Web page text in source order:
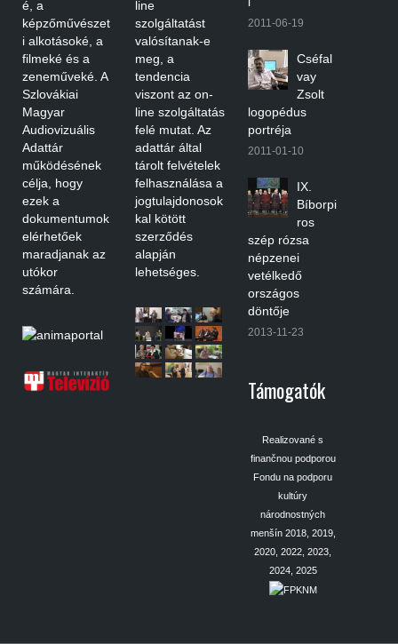
é, a
képzőművészet
i alkotásoké, a
filmeké és a
zeneműveké. A
Szlovákiai
Magyar
Audiovizuális
Adattár
működésének
célja, hogy
ezek a
dokumentumok
elérhetőek
maradjanak az
utókor
számára.
line
szolgáltatást
valósítanak-e
meg, a
tendencia
viszont az on-
line szolgáltatás
felé mutat. Az
adattár által
tárolt felvételek
felhasználása a
jogtulajdonosok
kal kötött
szerződés
alapján
lehetséges.
2011-06-19
Cséfal
vay
Zsolt
logopédus
portréja
2011-01-10
IX.
Bíborpi
ros
szép rózsa
népzenei
vetélkedő
országos
döntője
2013-11-23
Támogatók
Realizované s
finančnou podporou
Fondu na podporu
kultúry
národnostných
menšín 2018, 2019,
2020, 2022, 2023,
2024, 2025